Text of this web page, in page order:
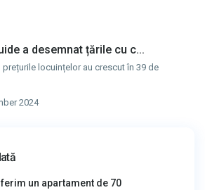
a desemnat țările cu c...
locuințelor au crescut în 39 de
2024
un apartament de 70